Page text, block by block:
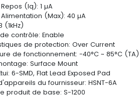
(Iq): 1 µA
(Max): 40 µA
(1kHz)
contrôle: Enable
de protection: Over Current
de fonctionnement: -40°C ~ 85°C (TA)
Surface Mount
6-SMD, Flat Lead Exposed Pad
du fournisseur: HSNT-6A
produit de base: S-1200